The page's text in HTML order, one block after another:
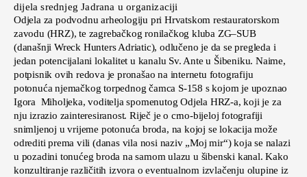
dijela srednjeg Jadrana u organizaciji
Odjela za podvodnu arheologiju pri Hrvatskom restauratorskom
zavodu (HRZ), te zagrebačkog ronilačkog kluba ZG–SUB
(današnji Wreck Hunters Adriatic), odlučeno je da se pregleda i
jedan potencijalani lokalitet u kanalu Sv. Ante u Šibeniku. Naime,
potpisnik ovih redova je pronašao na internetu fotografiju
potonuća njemačkog torpednog čamca S-158 s kojom je upoznao
Igora Miholjeka, voditelja spomenutog Odjela HRZ-a, koji je za
nju izrazio zainteresiranost. Riječ je o crno-bijeloj fotografiji
snimljenoj u vrijeme potonuća broda, na kojoj se lokacija može
odrediti prema vili (danas vila nosi naziv „Moj mir“) koja se nalazi
u pozadini tonućeg broda na samom ulazu u šibenski kanal. Kako
konzultiranje različitih izvora o eventualnom izvlačenju olupine iz